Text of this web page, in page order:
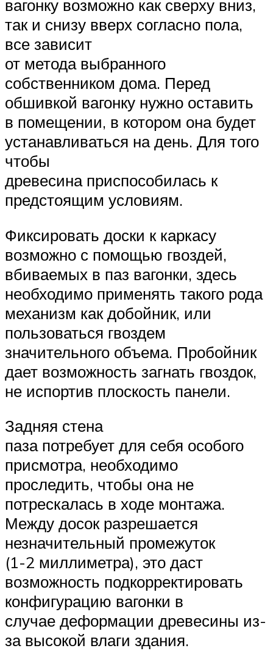
вагонку возможно как сверху вниз,
так и снизу вверх согласно пола,
все зависит
от метода выбранного
собственником дома. Перед
обшивкой вагонку нужно оставить
в помещении, в котором она будет
устанавливаться на день. Для того
чтобы
древесина приспособилась к
предстоящим условиям.
Фиксировать доски к каркасу
возможно с помощью гвоздей,
вбиваемых в паз вагонки, здесь
необходимо применять такого рода
механизм как добойник, или
пользоваться гвоздем
значительного объема. Пробойник
дает возможность загнать гвоздок,
не испортив плоскость панели.
Задняя стена
паза потребует для себя особого
присмотра, необходимо
проследить, чтобы она не
потрескалась в ходе монтажа.
Между досок разрешается
незначительный промежуток
(1-2 миллиметра), это даст
возможность подкорректировать
конфигурацию вагонки в
случае деформации древесины из-
за высокой влаги здания.